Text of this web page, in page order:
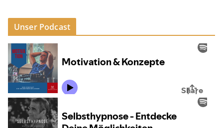
Unser Podcast